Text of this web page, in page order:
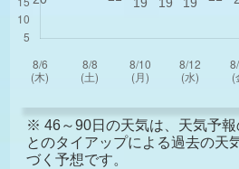
※ 46～90日の天気は、天気予報
とのタイアップによる過去の天
づく予想です。